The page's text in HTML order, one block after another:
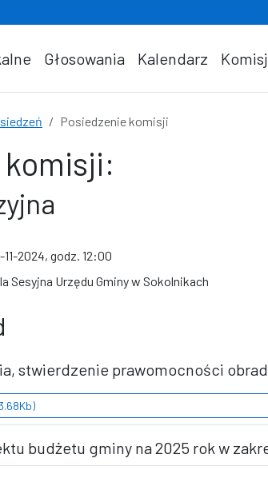
Głosowania Kalendarz
Posiedzenie komisji
komisji:
11-2024, godz. 12:00
Sesyjna Urzędu Gminy w Sokolnikach
stwierdzenie prawomocności
budżetu gminy na 2025 rok w